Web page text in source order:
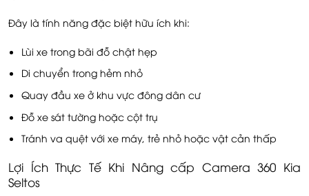
Đây là tính năng đặc biệt hữu ích khi:
Lùi xe trong bãi đỗ chật hẹp
Di chuyển trong hẻm nhỏ
Quay đầu xe ở khu vực đông dân cư
Đỗ xe sát tường hoặc cột trụ
Tránh va quệt với xe máy, trẻ nhỏ hoặc vật cản thấp
Lợi Ích Thực Tế Khi Nâng cấp Camera 360 Kia
Seltos